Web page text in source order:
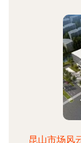
昆山市场风